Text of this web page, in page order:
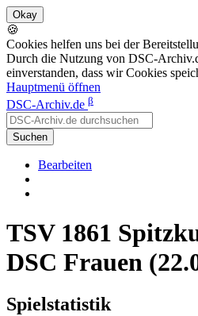
🍪
Cookies helfen uns bei der
Durch die Nutzung von DSC-
einverstanden, dass wir Cookies
Hauptmenü öffnen
DSC-Archiv.de β
Suchen
Bearbeiten
TSV 1861
DSC Frauen
Spielstatistik